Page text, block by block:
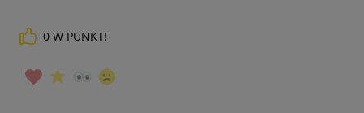
0 W PUNKT!